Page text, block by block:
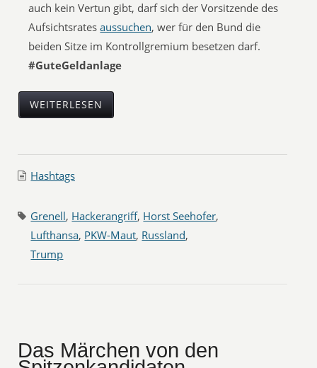
auch kein Vertun gibt, darf sich der Vorsitzende des
Aufsichtsratesaussuchen, wer für den Bund die
beiden Sitze im Kontrollgremium besetzen darf.
#GuteGeldanlage
WEITERLESEN
Hashtags
Grenell, Hackerangriff, Horst Seehofer,
Lufthansa, PKW-Maut, Russland,
Trump
Das Märchen von den